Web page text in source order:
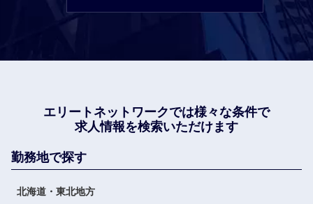
エリートネットワークでは様々な条件で
求人情報を検索いただけます
勤務地で探す
北海道・東北地方